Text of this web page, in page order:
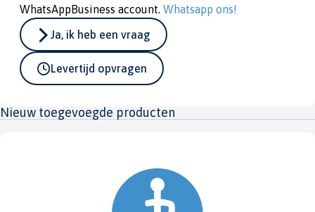
WhatsAppBusiness account. Whatsapp ons!
Ja, ik heb een vraag
Levertijd opvragen
Nieuw toegevoegde producten